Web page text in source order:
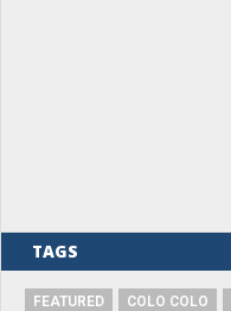
TAGS
FEATURED COLO COLO